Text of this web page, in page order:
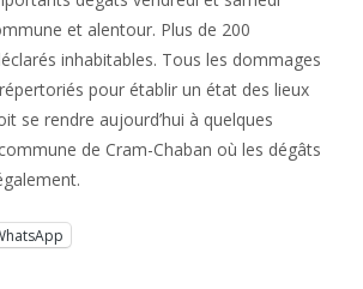
et alentour. Plus de 200
inhabitables. Tous les dommages
pour établir un état des lieux
se rendre aujourd’hui à quelques
de Cram-Chaban où les dégâts